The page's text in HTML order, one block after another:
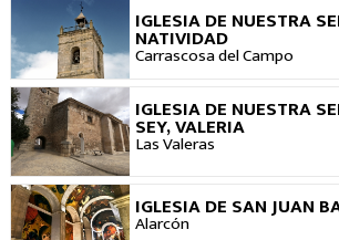
IGLESIA DE NUESTRA
NATIVIDAD
Carrascosa del Campo
VER
IGLESIA DE NUESTRA
SEY, VALERIA
Las Valeras
VER
IGLESIA DE SAN JUAN
Alarcón VER